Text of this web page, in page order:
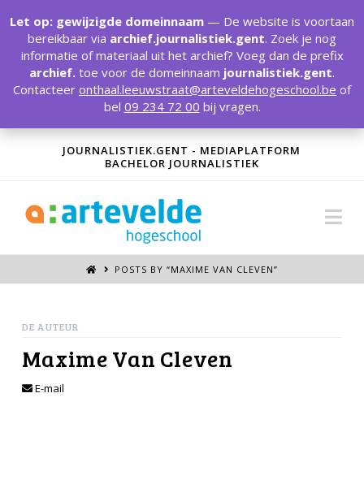
JOURNALISTIEK.GENT - MEDIAPLATFORM
BACHELOR JOURNALISTIEK
POSTS BY “MAXIME VAN CLEVEN”
DE AUTEUR
Maxime Van Cleven
E-mail
Let op: gewijzigde domeinnaam — De website is voortaan
bereikbaar via archief.journalistiek.gent. Zoek je nog
informatie of materiaal uit het archief? Voeg dan de prefix
archief. toe voor de domeinnaam journalistiek.gent.
Contacteer onthaal.leeuwstraat@arteveldehogeschool.be of
bel 09 234 72 00 bij vragen.